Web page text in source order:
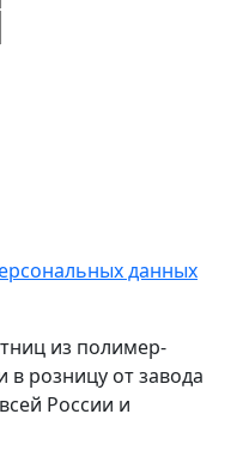
данных
из полимер-
в розницу от завода
России и